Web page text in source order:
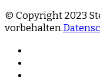
© Copyright 2023
vorbehalten.